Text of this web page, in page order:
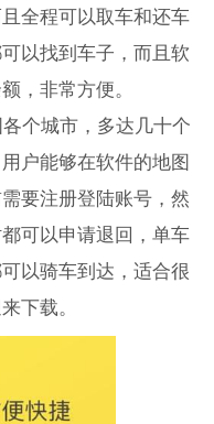
全程可以取车和还车
以找到车子，而且软
，非常方便。
个城市，多达几十个
户能够在软件的地图
要注册登陆账号，然
可以申请退回，单车
以骑车到达，适合很
下载。